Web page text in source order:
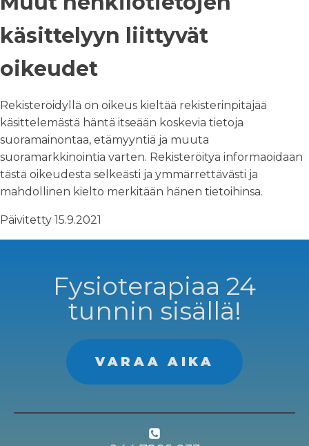
käsittelyyn liittyvät
oikeudet
Rekisteröidyllä on oikeus kieltää rekisterinpitäjää
käsittelemästä häntä itseään koskevia tietoja
suoramainontaa, etämyyntiä ja muuta
suoramarkkinointia varten. Rekisteröityä informaoidaan
tästä oikeudesta selkeästi ja ymmärrettävästi ja
mahdollinen kielto merkitään hänen tietoihinsa.
Päivitetty 15.9.2021
Fysioterapiaa 24
tunnin sisällä!
VARAA AIKA